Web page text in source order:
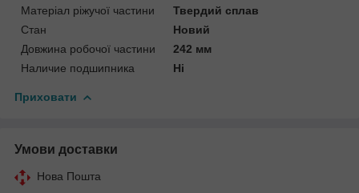
Матеріал ріжучої частини
Твердий сплав
Стан
Новий
Довжина робочої частини
242 мм
Наличие подшипника
Ні
Приховати
Умови доставки
Нова Пошта